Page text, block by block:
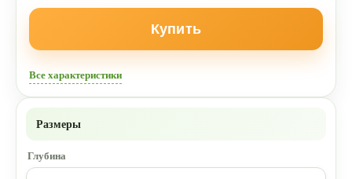
Купить
Все характеристики
Размеры
Глубина